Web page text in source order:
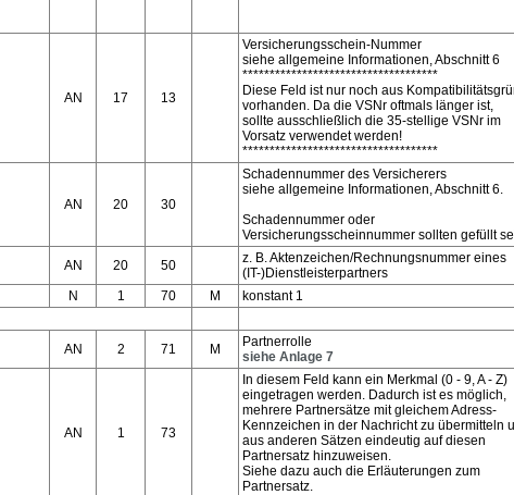
AN 17 13
Versicherungsschein-Nummer
siehe allgemeine Informationen, Abschnitt 6
************************************
Diese Feld ist nur noch aus
vorhanden. Da die VSNr oftmals länger ist,
sollte ausschließlich die 35-stellige VSNr im
Vorsatz verwendet werden!
************************************
AN 20 30
Schadennummer des Versicherers
siehe allgemeine Informationen, Abschnitt 6.
Schadennummer oder
Versicherungsscheinnummer sollten gefüllt
AN 20 50
z. B. Aktenzeichen/Rechnungsnummer eines
(IT-)Dienstleisterpartners
N 1 70 M
konstant 1
AN 2 71 M
Partnerrolle
siehe Anlage 7
AN 1 73
In diesem Feld kann ein Merkmal (0 - 9, A - Z)
eingetragen werden. Dadurch ist es möglich,
mehrere Partnersätze mit gleichem Adress-
Kennzeichen in der Nachricht zu übermitteln
aus anderen Sätzen eindeutig auf diesen
Partnersatz hinzuweisen.
Siehe dazu auch die Erläuterungen zum
Partnersatz.